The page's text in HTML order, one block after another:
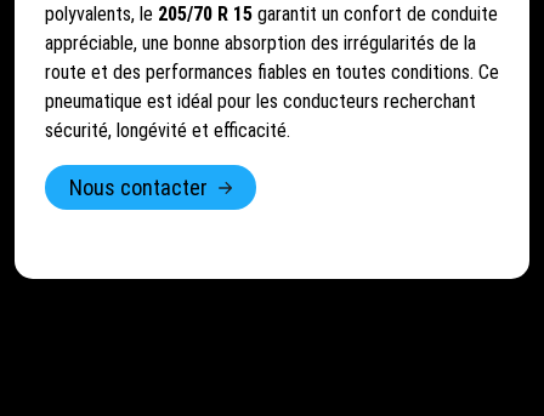
polyvalents, le 205/70 R 15 garantit un confort de conduite
appréciable, une bonne absorption des irrégularités de la
route et des performances fiables en toutes conditions. Ce
pneumatique est idéal pour les conducteurs recherchant
sécurité, longévité et efficacité.
Nous contacter